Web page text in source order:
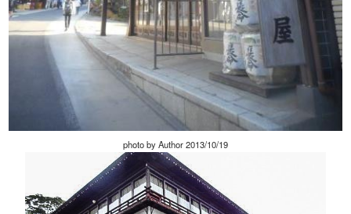
photo by Author 2013/10/19